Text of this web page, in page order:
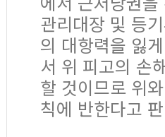
관리대장 및 등
의 대항력을 잃
서 위 피고의 손
할 것이므로 위
칙에 반한다고